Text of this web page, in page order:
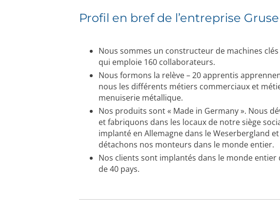
Profil en bref de l’entreprise Gruse
Nous sommes un constructeur de machines
qui emploie 160 collaborateurs.
Nous formons la relève – 20 apprentis
nous les différents métiers commerciaux et
menuiserie métallique.
Nos produits sont « Made in Germany ». Nous
et fabriquons dans les locaux de notre siège
implanté en Allemagne dans le Weserbergland et
détachons nos monteurs dans le monde entier.
Nos clients sont implantés dans le monde entier
de 40 pays.